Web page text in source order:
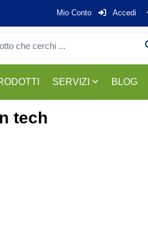
Mio Conto Accedi
SERVIZI BLOG
tech